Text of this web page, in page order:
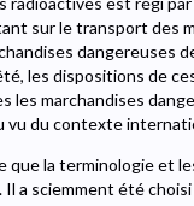
sur le transport des
dangereuses
les dispositions de
marchandises
vu du contexte
que la terminologie et
a sciemment été